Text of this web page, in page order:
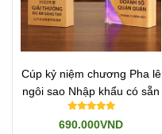
Cúp kỷ niệm chương Pha lê
ngôi sao Nhập khẩu có sẵn
690.000VND